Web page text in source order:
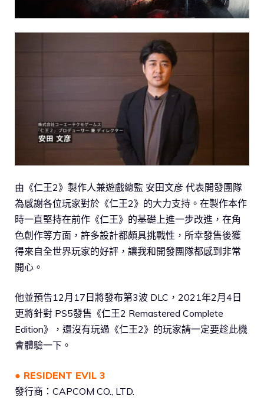
由《仁王2》製作人兼遊戲總監 安田文彦 代表開發團隊
為感謝各位玩家對於《仁王2》的大力支持。在製作本作
時一直堅持在前作《仁王》的基礎上進一步改進，在角
色創作等方面，許多設計都頗具挑戰性，所幸發售後獲
得來自全世界玩家的好評，讓我和開發團隊都感到非常
開心。
他並預告12月17日將發布第3波 DLC，2021年2月4日
更將針對 PS5發售《仁王2 Remastered Complete
Edition》，還沒有玩過《仁王2》的玩家請一定要趁此機
會體驗一下。
● RESIDENT EVIL 3
發行商：CAPCOM CO., LTD.